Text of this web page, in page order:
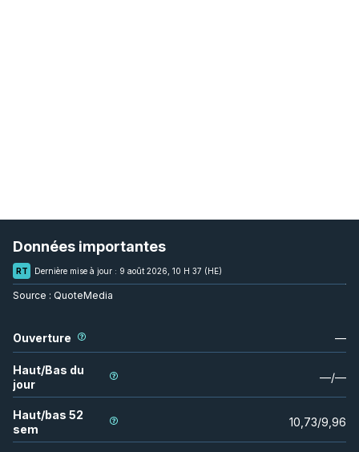
Données importantes
RT Dernière mise à jour : 9 août 2026, 10 H 37 (HE)
Source : QuoteMedia
Ouverture —
Haut/Bas du
jour
—/—
Haut/bas 52
sem
10,73/9,96